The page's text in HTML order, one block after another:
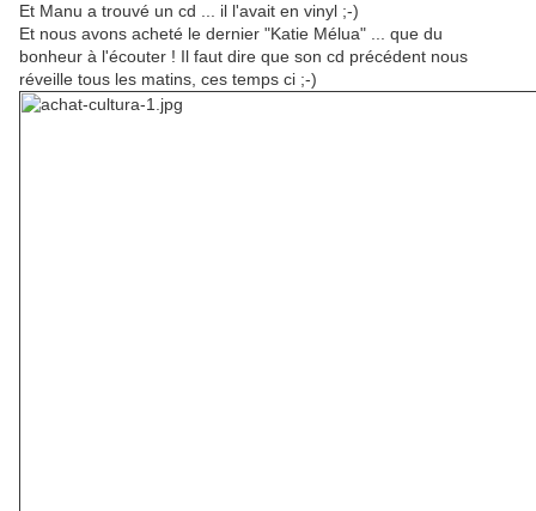
Et Manu a trouvé un cd ... il l'avait en vinyl ;-)
Et nous avons acheté le dernier "Katie Mélua" ... que du
bonheur à l'écouter ! Il faut dire que son cd précédent nous
réveille tous les matins, ces temps ci ;-)